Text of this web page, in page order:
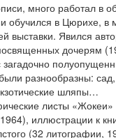
много работал в
обучился в Цюрихе, в
выставки. Явился
дочерям
загадочно
разнообразны:
шляпы…
листы
иллюстрации к
(32 литографии,